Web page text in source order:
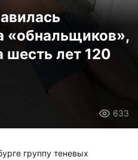
«обнальщиков»,
шесть лет 120
633
группу теневых